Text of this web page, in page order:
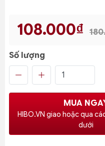
108.000₫
Số lượng
MUA
HIBO.VN giao hoặc qua
dưới